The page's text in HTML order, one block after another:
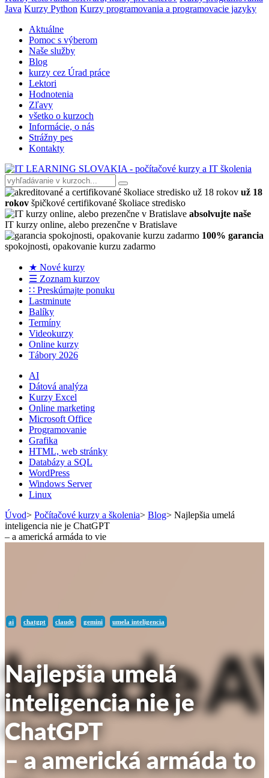
Java Kurzy Python Kurzy programovania a programovacie jazyky
Aktuálne
Pomoc s výberom
Naše služby
Blog
kurzy cez Úrad práce
Lektori
Hodnotenia
Zľavy
všetko o kurzoch
Informácie, o nás
Strážny pes
Kontakty
už 18
rokov špičkové certifikované školiace stredisko
absolvujte naše
IT kurzy online, alebo prezenčne v Bratislave
100% garancia
spokojnosti, opakovanie kurzu zadarmo
★ Nové kurzy
☰ Zoznam kurzov
∷ Preskúmajte ponuku
Lastminute
Balíky
Termíny
Videokurzy
Online kurzy
Tábory 2026
AI
Dátová analýza
Kurzy Excel
Online marketing
Microsoft Office
Programovanie
Grafika
HTML, web stránky
Databázy a SQL
WordPress
Windows Server
Linux
Úvod> Počítačové kurzy a školenia> Blog> Najlepšia umelá
inteligencia nie je ChatGPT
– a americká armáda to vie
ai chatgpt claude gemini umela inteligencia
Najlepšia umelá
inteligencia nie je
ChatGPT
– a americká armáda to